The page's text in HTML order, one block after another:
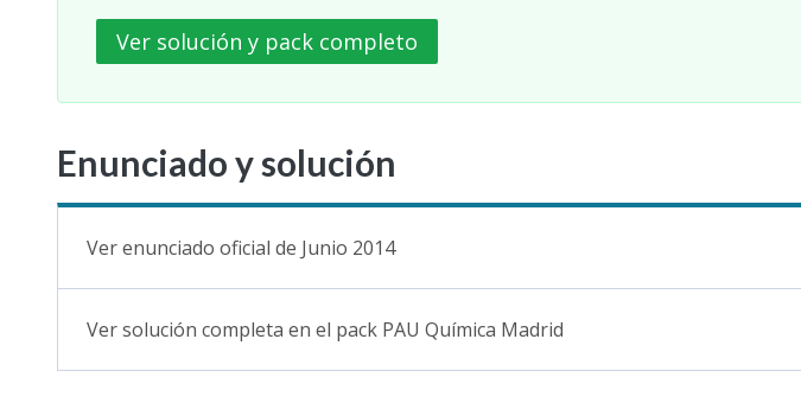
Ver solución y pack completo
Enunciado y solución
Ver enunciado oficial de Junio 2014
Ver solución completa en el pack PAU Química Madrid